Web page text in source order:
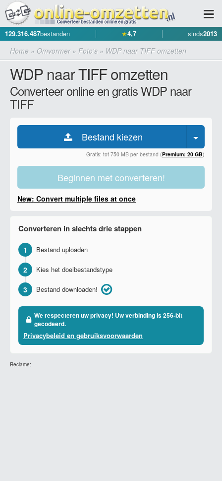
129.316.487bestanden ★4,7 sinds2013
Home » Omvormer» Foto's » WDP naar TIFF omzetten
WDP naar TIFF omzetten
Converteer online en gratis WDP naar
TIFF
Bestand kiezen
Gratis: tot 750 MB per bestand (Premium: 20 GB)
Beginnen met converteren!
New: Convert multiple files at once
Converteren in slechts drie stappen
1 Bestand uploaden
2 Kies het doelbestandstype
3 Bestand downloaden!
We respecteren uw privacy! Uw verbinding is 256-bit
gecodeerd.
Privacybeleid en gebruiksvoorwaarden
Reclame: